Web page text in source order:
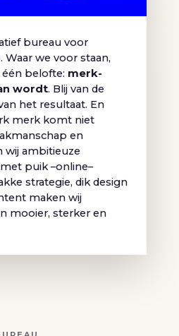
bureau voor
we voor staan,
belofte: merk-
wordt. Blij van de
het resultaat. En
merk komt niet
en
wij ambitieuze
puik –online–
strategie, dik design
maken wij
mooier, sterker en